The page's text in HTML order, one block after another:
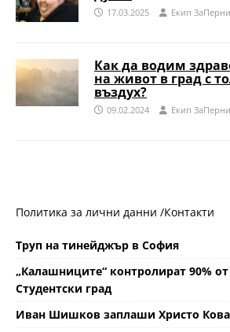
17.03.2025 Eкип
Как да водим
на живот в град с
въздух?
09.02.2024 Eкип
Политика за лични данни /Контакти
Труп на тинейджър в София
„Калашниците“ контролират 90%
Студентски град
Иван Шишков заплаши Христо